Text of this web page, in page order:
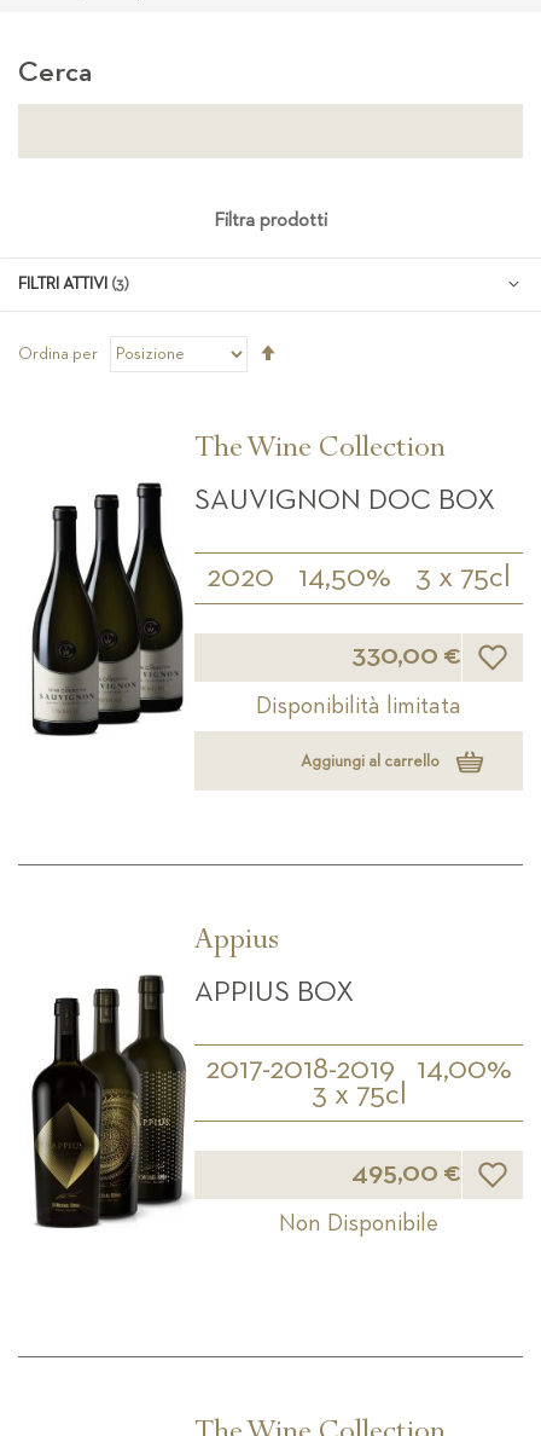
Ordina per
The Wine Collection
SAUVIGNON DOC BOX
2020 14,50% 3 x 75cl
330,00 € Lista
Disponibilità limitata
Aggiungi al carrello
Appius
APPIUS BOX
2017-2018-2019
14,00%
3 x 75cl
495,00 € Lista
Non Disponibile
Cerca
Filtra prodotti
FILTRI ATTIVI